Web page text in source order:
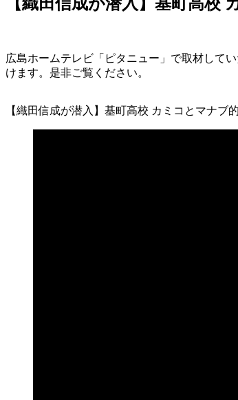
広島ホームテレビ「ピタニュー」で取材して
けます。是非ご覧ください。
【織田信成が潜入】基町高校 カミコとマナブ